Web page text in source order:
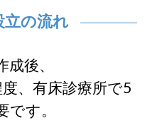
立の流れ
後、
、有床診療所で5
す。